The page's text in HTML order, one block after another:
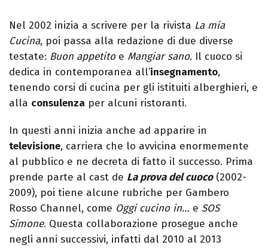
Nel 2002 inizia a scrivere per la rivista La mia
Cucina, poi passa alla redazione di due diverse
testate: Buon appetitoe Mangiar sano. Il cuoco si
dedica in contemporanea all’insegnamento,
tenendo corsi di cucina per gli istituiti alberghieri, e
alla consulenza per alcuni ristoranti.
In questi anni inizia anche ad apparire in
televisione, carriera che lo avvicina enormemente
al pubblico e ne decreta di fatto il successo. Prima
prende parte al cast de La prova del cuoco(2002-
2009), poi tiene alcune rubriche per Gambero
Rosso Channel, come Oggi cucino in… e SOS
Simone. Questa collaborazione prosegue anche
negli anni successivi, infatti dal 2010 al 2013